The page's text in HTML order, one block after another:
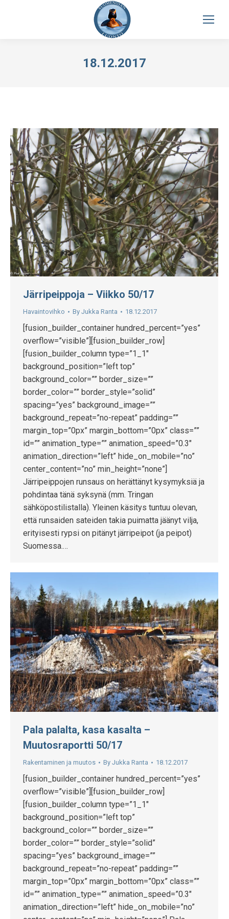
18.12.2017
Järripeippoja – Viikko 50/17
Havaintovihko By Jukka Ranta 18.12.2017
[fusion_builder_container hundred_percent=”yes”
overflow=”visible”][fusion_builder_row]
[fusion_builder_column type=”1_1″
background_position=”left top”
background_color=”” border_size=””
border_color=”” border_style=”solid”
spacing=”yes” background_image=””
background_repeat=”no-repeat” padding=””
margin_top=”0px” margin_bottom=”0px” class=””
id=”” animation_type=”” animation_speed=”0.3″
animation_direction=”left” hide_on_mobile=”no”
center_content=”no” min_height=”none”]
Järripeippojen runsaus on herättänyt kysymyksiä ja
pohdintaa tänä syksynä (mm. Tringan
sähköpostilistalla). Yleinen käsitys tuntuu olevan,
että runsaiden sateiden takia puimatta jäänyt vilja,
erityisesti rypsi on pitänyt järripeipot (ja peipot)
Suomessa.…
Pala palalta, kasa kasalta –
Muutosraportti 50/17
Rakentaminen ja muutos By Jukka Ranta 18.12.2017
[fusion_builder_container hundred_percent=”yes”
overflow=”visible”][fusion_builder_row]
[fusion_builder_column type=”1_1″
background_position=”left top”
background_color=”” border_size=””
border_color=”” border_style=”solid”
spacing=”yes” background_image=””
background_repeat=”no-repeat” padding=””
margin_top=”0px” margin_bottom=”0px” class=””
id=”” animation_type=”” animation_speed=”0.3″
animation_direction=”left” hide_on_mobile=”no”